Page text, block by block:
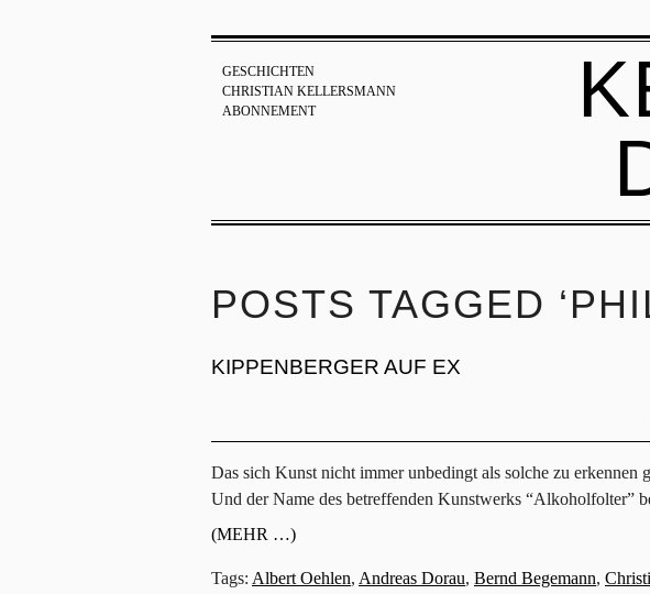
GESCHICHTEN
CHRISTIAN KELLERSMANN
ABONNEMENT
POSTS TAGGED
KIPPENBERGER AUF EX
Das sich Kunst nicht immer unbedingt als solche zu erkennen
Und der Name des betreffenden Kunstwerks “Alkoholfolter”
(MEHR …)
Tags: Albert Oehlen, Andreas Dorau, Bernd Begemann,